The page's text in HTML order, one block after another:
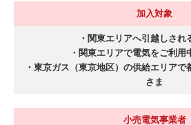
加入対象
・関東エリアへ引越しされ
・関東エリアで電気をご利用
・東京ガス（東京地区）の供給エリア
さま
小売電気事業者